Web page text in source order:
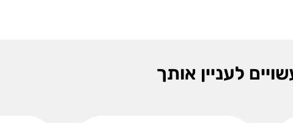
לעניין אותך